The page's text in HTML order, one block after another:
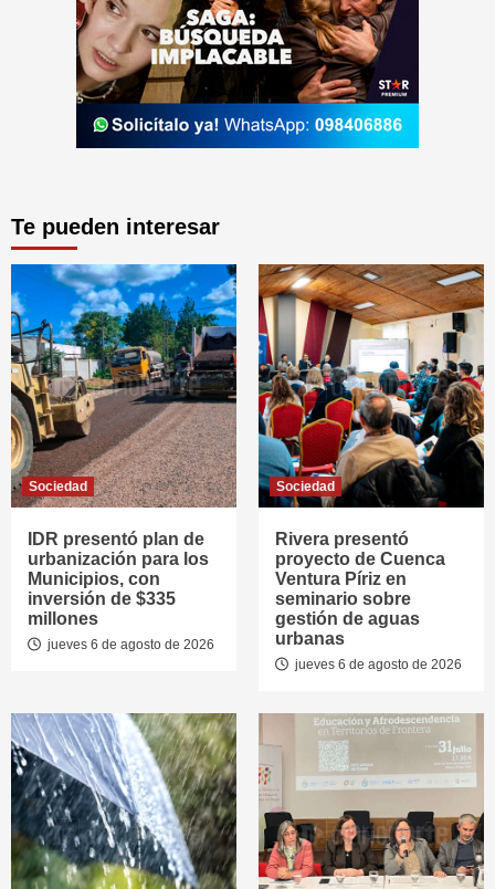
Te pueden interesar
Sociedad
IDR presentó plan de
urbanización para los
Municipios, con
inversión de $335
millones
jueves 6 de agosto de 2026
Sociedad
Rivera presentó
proyecto de Cuenca
Ventura Píriz en
seminario sobre
gestión de aguas
urbanas
jueves 6 de agosto de 2026